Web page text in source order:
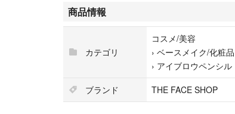
商品情報
カテゴリ
コスメ/美容
› ベースメイク/化粧品
› アイブロウペンシル
ブランド
THE FACE SHOP